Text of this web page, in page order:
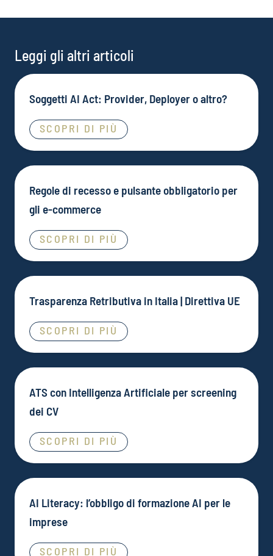
Leggi gli altri articoli
Soggetti AI Act: Provider, Deployer o altro?
SCOPRI DI PIÙ
Regole di recesso e pulsante obbligatorio per
gli e-commerce
SCOPRI DI PIÙ
Trasparenza Retributiva in Italia | Direttiva UE
SCOPRI DI PIÙ
ATS con Intelligenza Artificiale per screening
dei CV
SCOPRI DI PIÙ
AI Literacy: l’obbligo di formazione AI per le
imprese
SCOPRI DI PIÙ